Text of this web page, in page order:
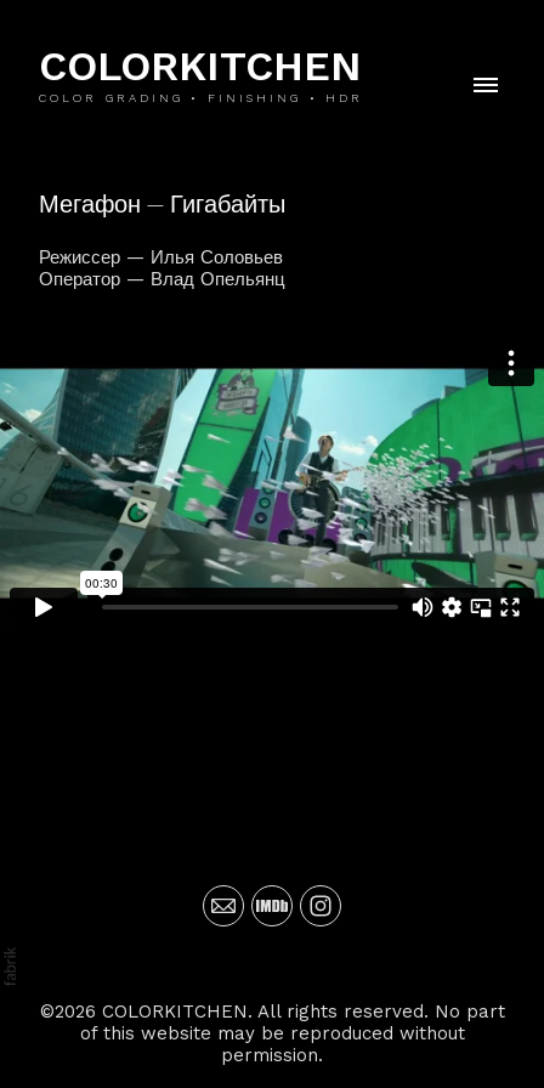
COLORKITCHEN
COLOR GRADING • FINISHING • HDR
Мегафон — Гигабайты
Режиссер — Илья Соловьев
Оператор — Влад Опельянц
©2026 COLORKITCHEN. All rights reserved. No part
of this website may be reproduced without
permission.